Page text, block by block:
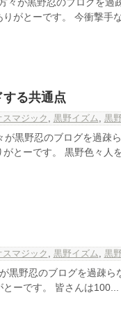
がとーです。 今衝撃手な
る共通点
マジック 黒野イズム 黒
黒野忍のブログを過疎
とーです。 黒野色々人を
マジック 黒野イズム 黒
黒野忍のブログを過疎ら
ーです。 皆さんは100...